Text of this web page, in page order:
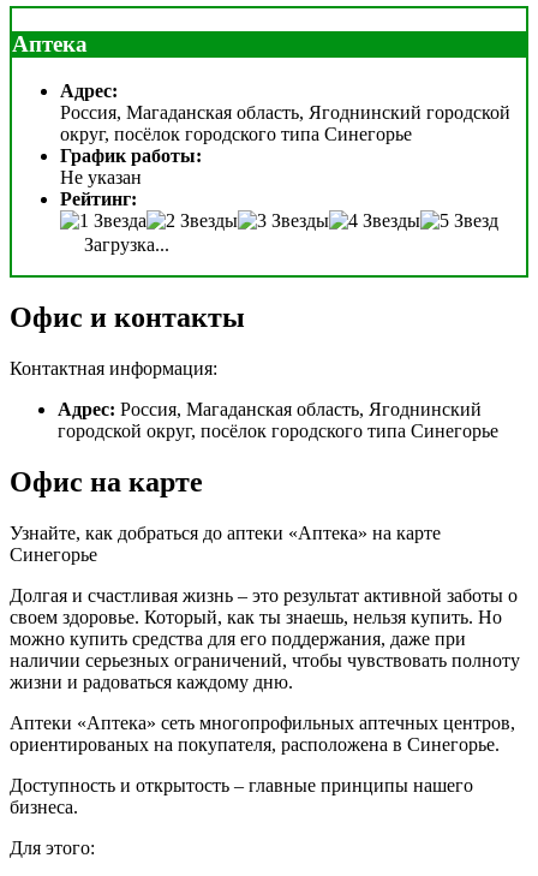
Аптека
Адрес:
Россия, Магаданская область, Ягоднинский городской
округ, посёлок городского типа Синегорье
График работы:
Не указан
Рейтинг:
Загрузка...
Офис и контакты
Контактная информация:
Адрес: Россия, Магаданская область, Ягоднинский
городской округ, посёлок городского типа Синегорье
Офис на карте
Узнайте, как добраться до аптеки «Аптека» на карте
Синегорье
Долгая и счастливая жизнь – это результат активной заботы о
своем здоровье. Который, как ты знаешь, нельзя купить. Но
можно купить средства для его поддержания, даже при
наличии серьезных ограничений, чтобы чувствовать полноту
жизни и радоваться каждому дню.
Аптеки «Аптека» сеть многопрофильных аптечных центров,
ориентированых на покупателя, расположена в Синегорье.
Доступность и открытость – главные принципы нашего
бизнеса.
Для этого: